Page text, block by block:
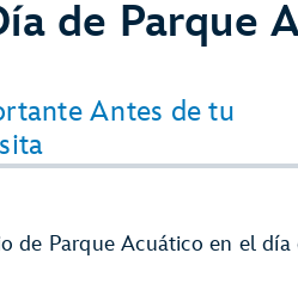
de Parque
Antes de tu
de Parque Acuático en el